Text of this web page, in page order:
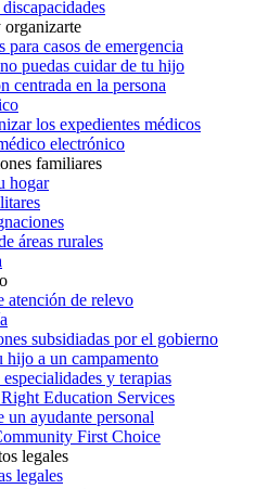
para casos de emergencia
puedas cuidar de tu hijo
centrada en la persona
los expedientes médicos
electrónico
familiares
hogar
áreas rurales
atención de relevo
subsidiadas por el gobierno
hijo a un campamento
y terapias
Education Services
un ayudante personal
First Choice
legales
legales